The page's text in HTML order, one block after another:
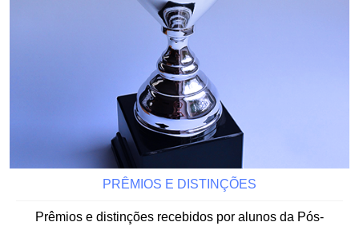
PRÊMIOS E DISTINÇÕES
Prêmios e distinções recebidos por alunos da Pós-